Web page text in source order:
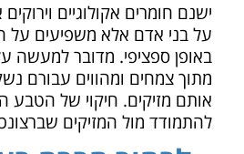
ישנם חומרים אקולוגיים
על בני אדם אלא משפיעים על
באופן ספציפי. מדובר למעשה
מתוך צמחים ומהווים עבורם
אותם מזיקים. חיקוי של הטבע
להתמודד מול המזיקים